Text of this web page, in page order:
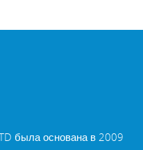
была основана в 2009